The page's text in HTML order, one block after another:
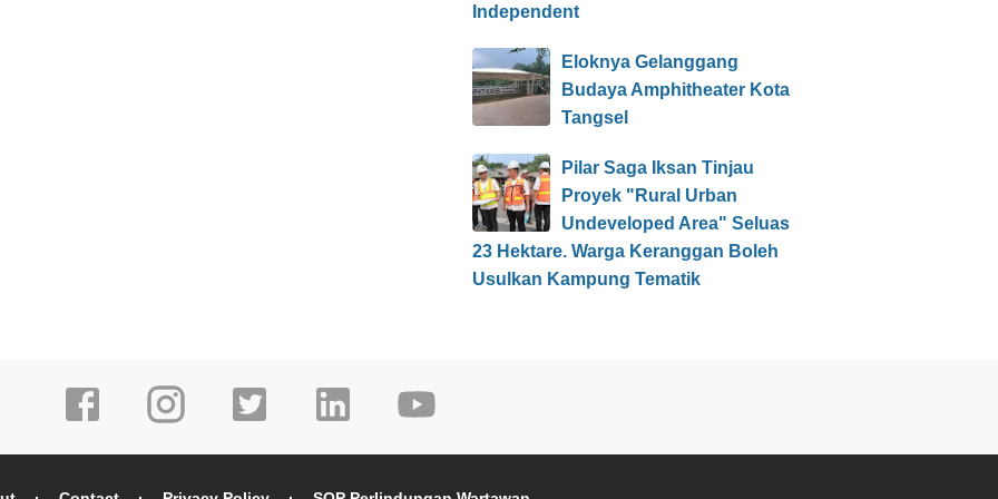
Independent
Eloknya Gelanggang
Budaya Amphitheater Kota
Tangsel
Pilar Saga Iksan Tinjau
Proyek "Rural Urban
Undeveloped Area" Seluas
23 Hektare. Warga Keranggan Boleh
Usulkan Kampung Tematik